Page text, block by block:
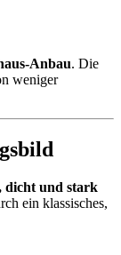
Anbau. Die
weniger
dicht und stark
ein klassisches,